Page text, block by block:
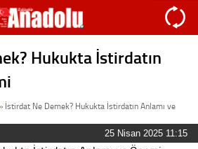
Hukukta İstirdatın
İstirdat Ne Demek? Hukukta İstirdatın Anlamı ve
25 Nisan 2025 11:15